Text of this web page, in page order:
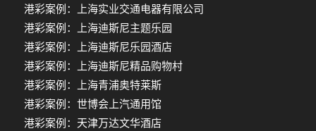
港彩案例：上海实业交通电器有限公司
港彩案例：上海迪斯尼主题乐园
港彩案例：上海迪斯尼乐园酒店
港彩案例：上海迪斯尼精品购物村
港彩案例：上海青浦奥特莱斯
港彩案例：世博会上汽通用馆
港彩案例：天津万达文华酒店